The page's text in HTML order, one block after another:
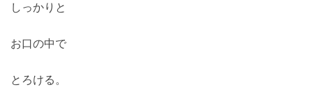
しっかりと
お口の中で
とろける。